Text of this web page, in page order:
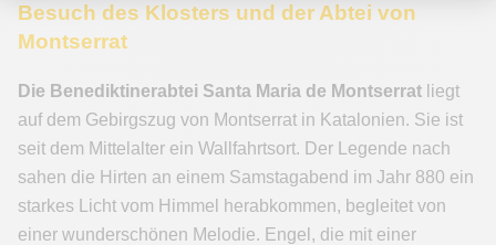
Besuch des Klosters und der Abtei von
Montserrat
Die Benediktinerabtei Santa Maria de Montserrat liegt
auf dem Gebirgszug von Montserrat in Katalonien. Sie ist
seit dem Mittelalter ein Wallfahrtsort. Der Legende nach
sahen die Hirten an einem Samstagabend im Jahr 880 ein
starkes Licht vom Himmel herabkommen, begleitet von
einer wunderschönen Melodie. Engel, die mit einer